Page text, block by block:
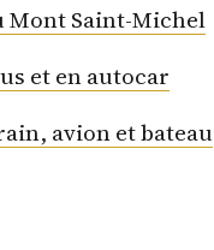
Mont Saint-Michel
et en autocar
avion et bateau